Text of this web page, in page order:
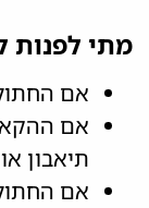
מתי לפנות
אם
אם
תיאבון
אם